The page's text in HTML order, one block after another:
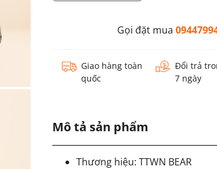
Gọi đặt mua
Giao hàng toàn
quốc
Đổi trả
7 ngày
Mô tả sản phẩm
Thương hiệu: TTWN BEAR